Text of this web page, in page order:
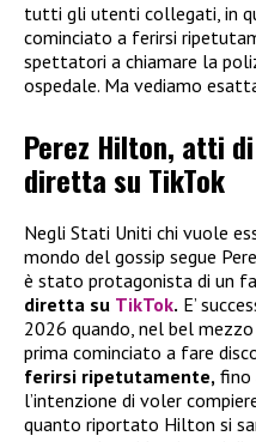
tutti gli utenti collegati, in
cominciato a ferirsi
spettatori a chiamare la
ospedale. Ma vediamo
Perez Hilton, atti
diretta su TikTok
Negli Stati Uniti chi vuole
mondo del gossip segue
è stato protagonista di un
diretta su TikTok. E’
2026 quando, nel bel
prima cominciato a fare
ferirsi ripetutamente, fino
l’intenzione di voler
quanto riportato Hilton si